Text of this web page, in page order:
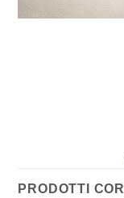
PRODOTTI